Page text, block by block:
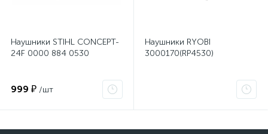
Наушники STIHL CONCEPT-
24F 0000 884 0530
999 ₽ /шт
Наушники RYOBI
3000170(RP4530)